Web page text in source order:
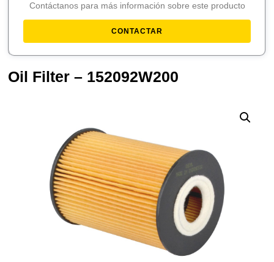
Contáctanos para más información sobre este producto
CONTACTAR
Oil Filter – 152092W200